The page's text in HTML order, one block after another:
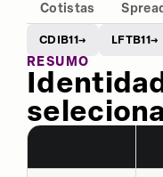
Cotistas
Spread
CDIB11→ LFTB11→
RESUMO